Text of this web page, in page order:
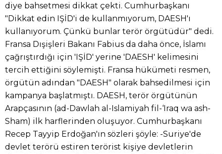
diye bahsetmesi dikkat çekti. Cumhurbaşkanı
"Dikkat edin IŞİD'i de kullanmıyorum, DAESH'ı
kullanıyorum. Çünkü bunlar terör örgütüdür" dedi.
Fransa Dışişleri Bakanı Fabius da daha önce, İslamı
çağrıştırdığı için 'IŞİD' yerine 'DAESH' kelimesini
tercih ettiğini söylemişti. Fransa hükümeti resmen,
örgütün adından "DAESH" olarak bahsedilmesi için
kampanya başlatmıştı. DAESH, terör örgütünün
Arapçasının (ad-Dawlah al-Islamiyah fil-‘Iraq wa ash-
Sham) ilk harflerinden oluşuyor. Cumhurbaşkanı
Recep Tayyip Erdoğan'ın sözleri şöyle: -Suriye'de
devlet terörü estiren terörist kişiye devletlerin